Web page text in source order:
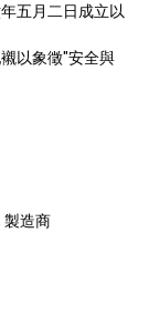
五月二日成立以
以象徵"安全與
製造商